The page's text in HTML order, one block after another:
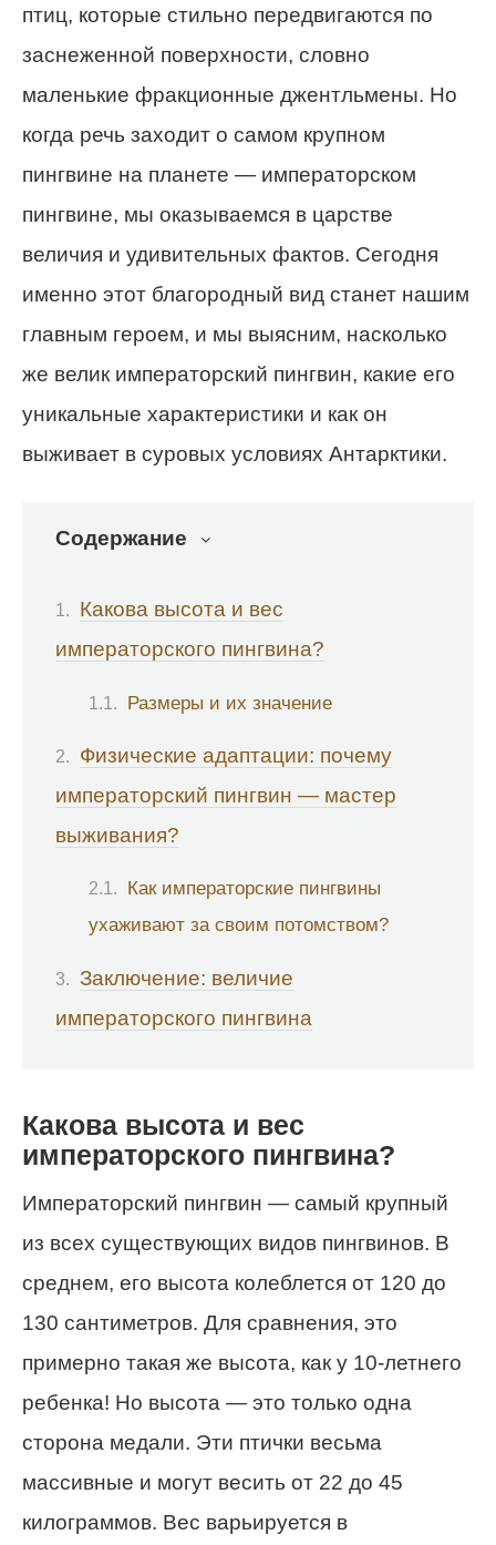
птиц, которые стильно передвигаются по
заснеженной поверхности, словно
маленькие фракционные джентльмены. Но
когда речь заходит о самом крупном
пингвине на планете — императорском
пингвине, мы оказываемся в царстве
величия и удивительных фактов. Сегодня
именно этот благородный вид станет нашим
главным героем, и мы выясним, насколько
же велик императорский пингвин, какие его
уникальные характеристики и как он
выживает в суровых условиях Антарктики.
Содержание
Какова высота и вес
императорского пингвина?
Размеры и их значение
Физические адаптации: почему
императорский пингвин — мастер
выживания?
Как императорские пингвины
ухаживают за своим потомством?
Заключение: величие
императорского пингвина
Какова высота и вес
императорского пингвина?
Императорский пингвин — самый крупный
из всех существующих видов пингвинов. В
среднем, его высота колеблется от 120 до
130 сантиметров. Для сравнения, это
примерно такая же высота, как у 10-летнего
ребенка! Но высота — это только одна
сторона медали. Эти птички весьма
массивные и могут весить от 22 до 45
килограммов. Вес варьируется в